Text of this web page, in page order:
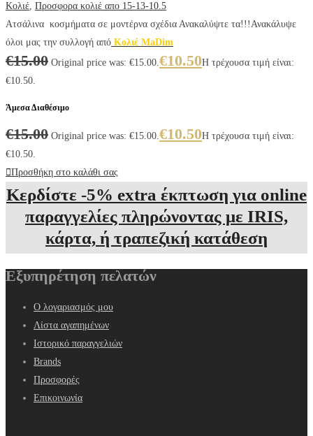
Κολιέ, Προσφορα κολιέ απο 15-13-10.5
Ατσάλινα κοσμήματα σε μοντέρνα σχέδια Ανακαλύψτε τα!!!Ανακάλυψε
όλοι μας την συλλογή από Κολιέ MaDim
€15.00 Original price was: €15.00.€10.50Η τρέχουσα τιμή είναι:
€10.50.
Άμεσα Διαθέσιμο
€15.00 Original price was: €15.00.€10.50Η τρέχουσα τιμή είναι:
€10.50.
Προσθήκη στο καλάθι σας
Κερδίστε -5% extra έκπτωση για online
παραγγελίες πληρώνοντας με IRIS,
κάρτα, ή τραπεζική κατάθεση
Εξυπηρέτηση πελατών
Ο λογαριασμός μου
Λίστα αγαπημένων
Ιστορικό παραγγελιών
Brands
Προσφορές
Επικοινωνία